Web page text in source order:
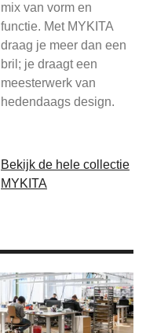
mix van vorm en
functie. Met MYKITA
draag je meer dan een
bril; je draagt een
meesterwerk van
hedendaags design.
Bekijk de hele collectie
MYKITA